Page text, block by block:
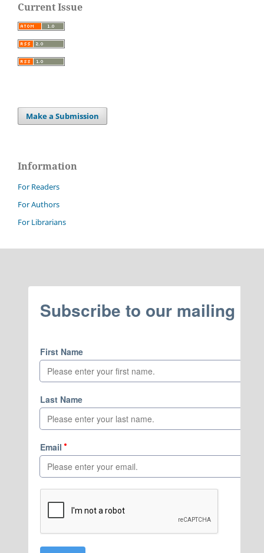
Current Issue
Make a Submission
Information
For Readers
For Authors
For Librarians